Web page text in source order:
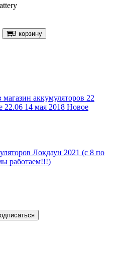
В корзину
аккумуляторов 22
22.06 14 мая 2018 Новое
Локдаун 2021 (с 8 по
работаем!!!)